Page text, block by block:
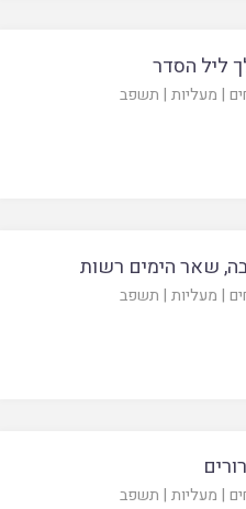
ליל הסדר
| מעליות | תשפב
שאר הימים רשות
| מעליות | תשפב
| מעליות | תשפב